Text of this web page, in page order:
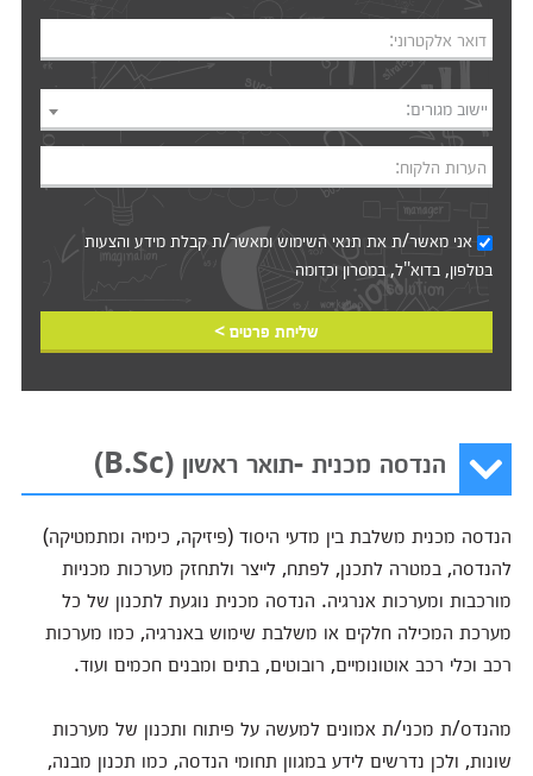
דואר אלקטרוני:
יישוב מגורים:
הערות הלקוח:
אני מאשר/ת את תנאי השימושומאשר/ת קבלת מידע והצעות
בטלפון, בדוא"ל, במסרון וכדומה‎‎
שליחת פרטים >
הנדסה מכנית -תואר ראשון (B.Sc)
הנדסה מכנית משלבת בין מדעי היסוד (פיזיקה, כימיה ומתמטיקה)
להנדסה, במטרה לתכנן, לפתח, לייצר ולתחזק מערכות מכניות
מורכבות ומערכות אנרגיה. הנדסה מכנית נוגעת לתכנון של כל
מערכת המכילה חלקים או משלבת שימוש באנרגיה, כמו מערכות
רכב וכלי רכב אוטונומיים, רובוטים, בתים ומבנים חכמים ועוד.
מהנדס/ת מכני/ת אמונים למעשה על פיתוח ותכנון של מערכות
שונות, ולכן נדרשים לידע במגוון תחומי הנדסה, כמו תכנון מבנה,